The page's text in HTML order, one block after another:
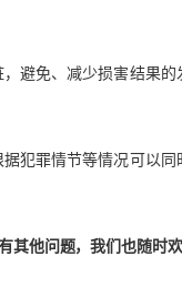
避免、减少损害结果
犯罪情节等情况可以
他问题，我们也随时欢